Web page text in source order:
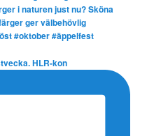
HLR-kon